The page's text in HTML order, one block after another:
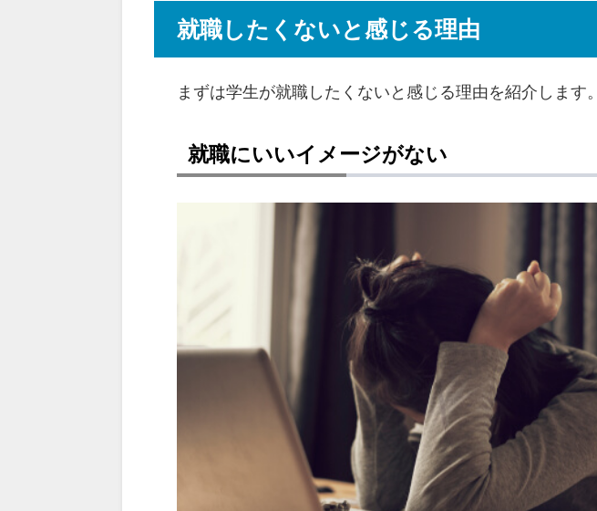
就職したくないと感じる理由
まずは学生が就職したくないと感じる理由を紹介します。
就職にいいイメージがない